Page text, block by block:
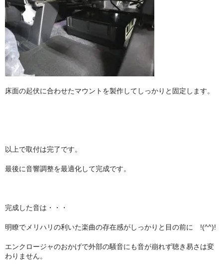
床面の起伏に合わせたマウントを製作してしっかりと固定します。
以上で取付は完了です。
最後に音響調整を最適化して完成です。
完成した音は・・・
明瞭でメリハリの利いた楽曲の存在感がしっかりと目の前に !(^^)!
エンクロージャのおかげで外部の騒音にも音が崩れず聴き易さは変
わりません。